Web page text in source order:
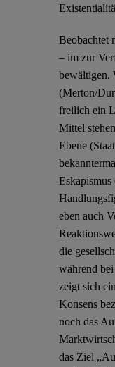
Beobachtet
– im zur
bewältigen.
(Merton/
freilich ein
Mittel
Ebene
eben auch
die
während
zeigt sich
Konsens
noch das
das Ziel